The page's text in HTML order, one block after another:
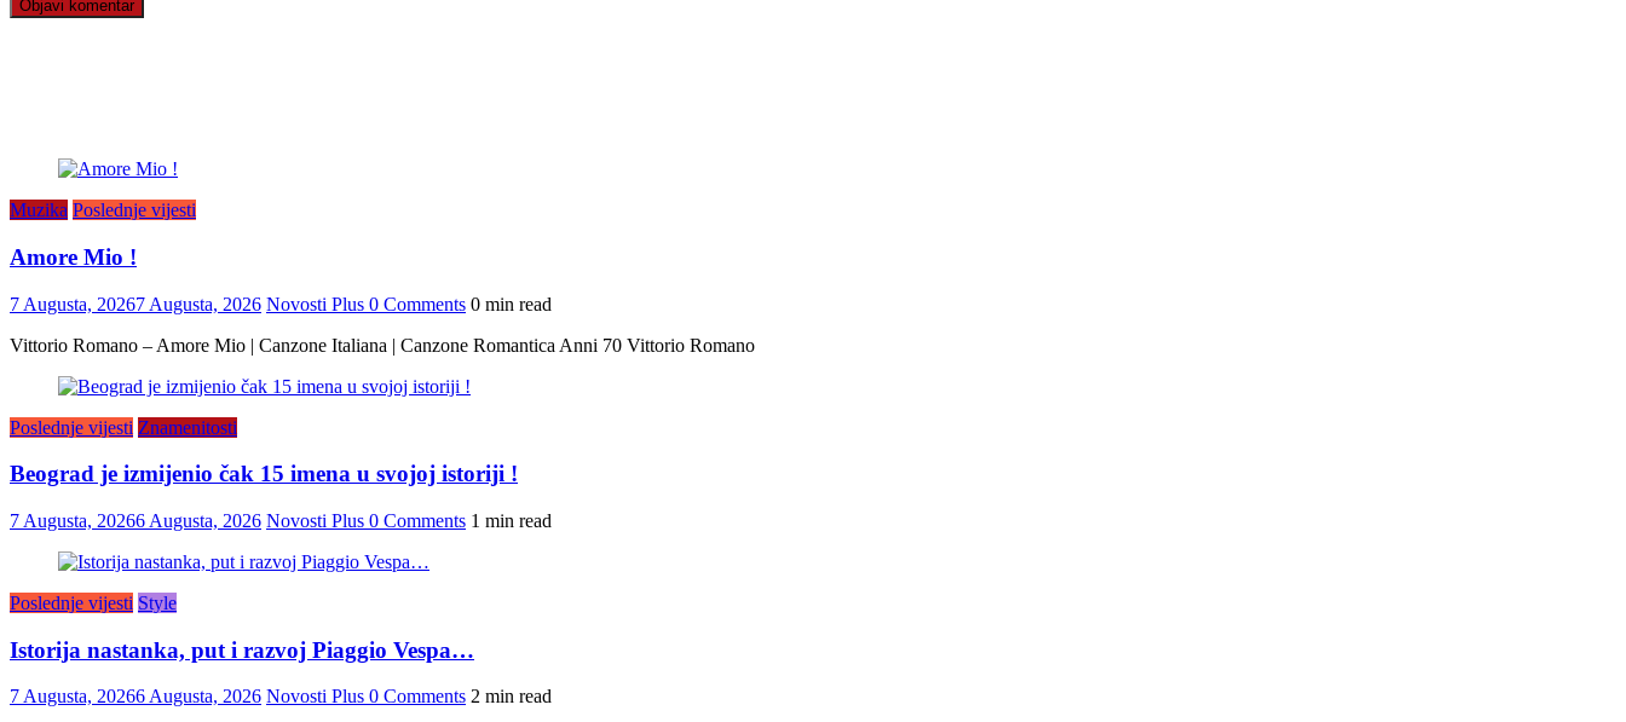
Muzika Poslednje vijesti
Amore Mio !
7 Augusta, 20267 Augusta, 2026 Novosti Plus 0 Comments 0 min read
Vittorio Romano – Amore Mio | Canzone Italiana | Canzone Romantica Anni 70 Vittorio Romano
Poslednje vijesti Znamenitosti
Beograd je izmijenio čak 15 imena u svojoj istoriji !
7 Augusta, 20266 Augusta, 2026 Novosti Plus 0 Comments 1 min read
Poslednje vijesti Style
Istorija nastanka, put i razvoj Piaggio Vespa…
7 Augusta, 20266 Augusta, 2026 Novosti Plus 0 Comments 2 min read